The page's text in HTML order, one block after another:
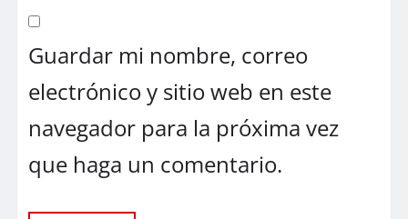
Guardar mi nombre, correo
electrónico y sitio web en este
navegador para la próxima vez
que haga un comentario.